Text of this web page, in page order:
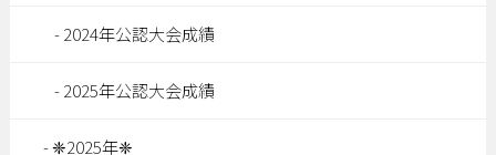
2024年公認大会成績
2025年公認大会成績
❈2025年❈